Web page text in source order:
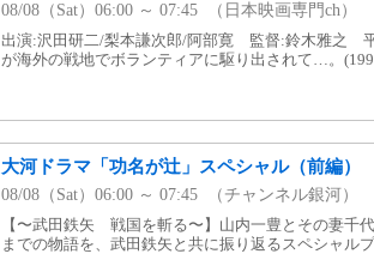
08/08（Sat）06:00 ～ 07:45 （日本映画専門ch）
出演:沢田研二/梨本謙次郎/阿部寛 監督:鈴木雅之
が海外の戦地でボランティアに駆り出されて…。
大河ドラマ「功名が辻」スペシャル（前編）
08/08（Sat）06:00 ～ 07:45 （チャンネル銀河）
【〜武田鉄矢 戦国を斬る〜】山内一豊とその妻千
までの物語を、武田鉄矢と共に振り返るスペシャル